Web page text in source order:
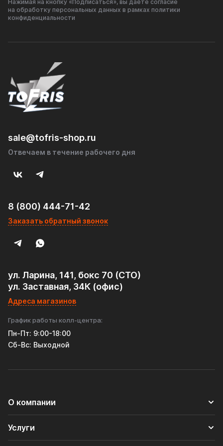
прочность и устойчивость к вибрациям и механическим
воздействиям.
• Надежность: прочная и надежная конструкция,
рассчитанная на длительный срок эксплуатации.
Преимущества:
автомобиля.
нержавеющей стали AISI 304.
различные модели автомобилей.
• Прочность и устойчивость к внешним воздействиям.
• Оптимизация потока выхлопных газов.
перегородкой, AISI 304 - отличный выбор для тех, кто
ценит качество, надежность и тишину в своем
автомобиле!
Нажимая на кнопку «Подписаться», вы даёте согласие
на обработку персональных данных в рамках политики
конфиденциальности
sale@tofris-shop.ru
Отвечаем в течение рабочего дня
8 (800) 444-71-42
Заказать обратный звонок
ул. Ларина, 141, бокс 70 (СТО)
ул. Заставная, 34К (офис)
Адреса магазинов
График работы колл-центра:
Пн-Пт: 9:00-18:00
Cб-Вс: Выходной
О компании
Услуги